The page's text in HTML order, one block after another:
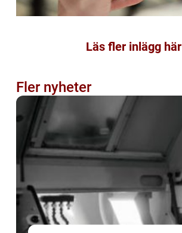
Läs fler inlägg här
Fler nyheter